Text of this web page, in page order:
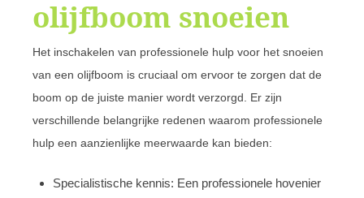
olijfboom snoeien
Het inschakelen van professionele hulp voor het snoeien
van een olijfboom is cruciaal om ervoor te zorgen dat de
boom op de juiste manier wordt verzorgd. Er zijn
verschillende belangrijke redenen waarom professionele
hulp een aanzienlijke meerwaarde kan bieden:
Specialistische kennis: Een professionele hovenier